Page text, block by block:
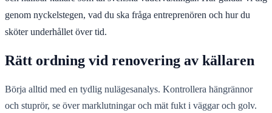
genom nyckelstegen, vad du ska fråga entreprenören och hur du
sköter underhållet över tid.
Rätt ordning vid renovering av källaren
Börja alltid med en tydlig nulägesanalys. Kontrollera hängrännor
och stuprör, se över marklutningar och mät fukt i väggar och golv.